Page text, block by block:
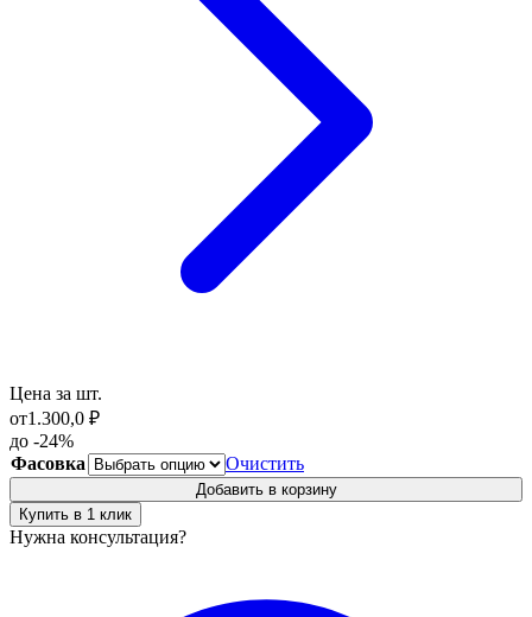
Цена за шт.
от1.300,0 ₽
до -24%
Фасовка
Очистить
Добавить в корзину
Купить в 1 клик
Нужна консультация?